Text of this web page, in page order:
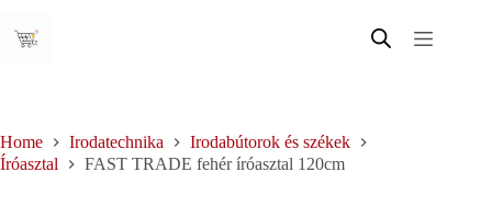
content
Home Irodatechnika
Irodabútorok és székek
Íróasztal
FAST TRADE fehér íróasztal 120cm